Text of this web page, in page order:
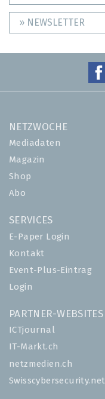
» NEWSLETTER
NETZWOCHE
Mediadaten
Magazin
Shop
Abo
SERVICES
E-Paper Login
Kontakt
Event-Plus-Eintrag
Login
PARTNER-WEBSITES
ICTjournal
IT-Markt.ch
netzmedien.ch
Swisscybersecurity.net